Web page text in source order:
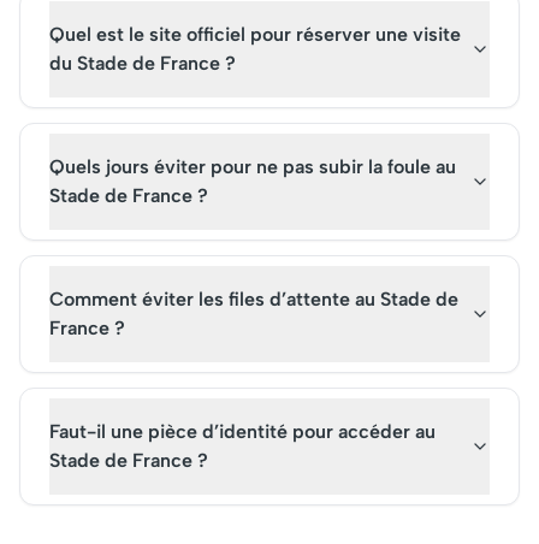
Quel est le site officiel pour réserver une visite
du Stade de France ?
Quels jours éviter pour ne pas subir la foule au
Stade de France ?
Comment éviter les files d’attente au Stade de
France ?
Faut-il une pièce d’identité pour accéder au
Stade de France ?